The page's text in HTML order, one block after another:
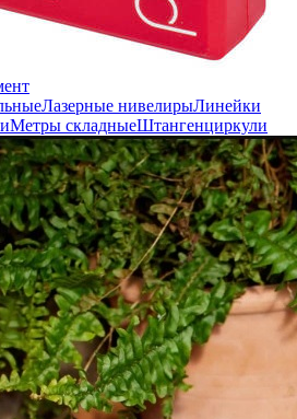
Лазерные нивелирыЛинейки
Метры складныеШтангенциркули